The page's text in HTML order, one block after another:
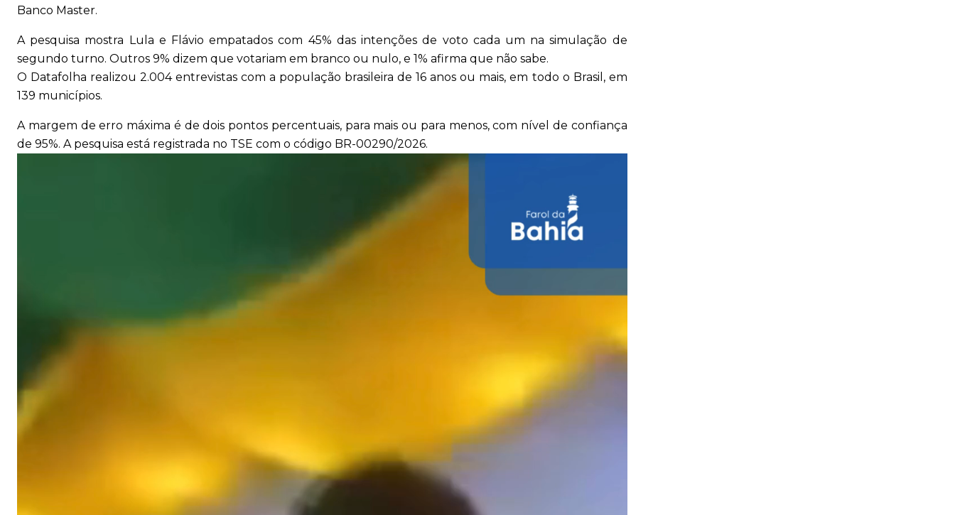
Banco Master.
A pesquisa mostra Lula e Flávio empatados com 45% das intenções de voto cada um na simulação de
segundo turno. Outros 9% dizem que votariam em branco ou nulo, e 1% afirma que não sabe.
O Datafolha realizou 2.004 entrevistas com a população brasileira de 16 anos ou mais, em todo o Brasil, em
139 municípios.
A margem de erro máxima é de dois pontos percentuais, para mais ou para menos, com nível de confiança
de 95%. A pesquisa está registrada no TSE com o código BR-00290/2026.